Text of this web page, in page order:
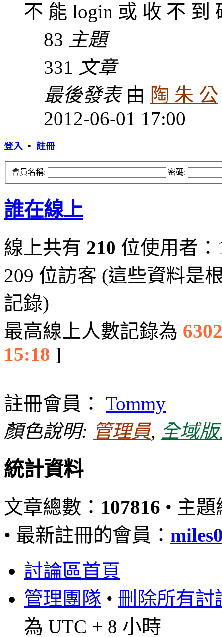
不 能 login 或 收 不 到
83 主題
331 文章
最後發表由 陶 朱 公
2012-06-01 17:00
登入 • 註冊
會員名稱: 密碼:
誰在線上
線上共有 210 位使用者
209 位訪客 (這些資料是
記錄)
最高線上人數記錄為 6302
15:18 ]
註冊會員： Tommy
顏色說明: 管理員, 全域
統計資料
文章總數： 107816 • 主
• 最新註冊的會員：
討論區首頁
管理團隊 • 刪除所有討
為 UTC + 8 小時